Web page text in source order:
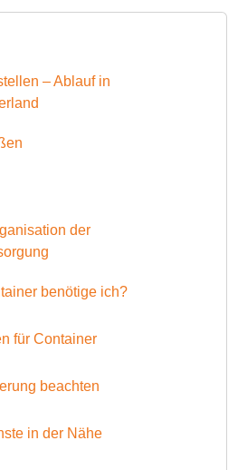
– Ablauf in
der
benötige ich?
für Container
beachten
in der Nähe